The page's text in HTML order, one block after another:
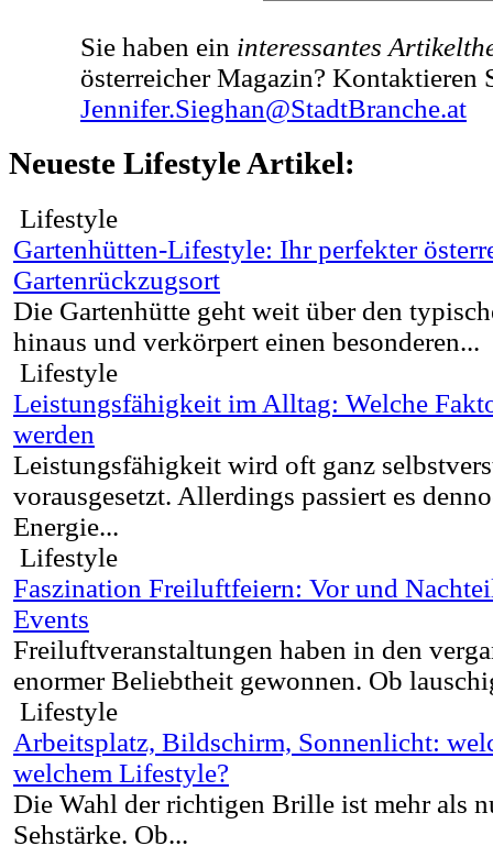
Sie haben ein interessantes
österreicher Magazin? Kontaktieren
Jennifer.Sieghan@StadtBranche.at
Neueste Lifestyle Artikel:
Lifestyle
Gartenhütten-Lifestyle: Ihr perfekter
Gartenrückzugsort
Die Gartenhütte geht weit über den
hinaus und verkörpert einen besonderen...
Lifestyle
Leistungsfähigkeit im Alltag: Welche
werden
Leistungsfähigkeit wird oft ganz
vorausgesetzt. Allerdings passiert es
Energie...
Lifestyle
Faszination Freiluftfeiern: Vor und
Events
Freiluftveranstaltungen haben in den
enormer Beliebtheit gewonnen. Ob
Lifestyle
Arbeitsplatz, Bildschirm, Sonnenlicht:
welchem Lifestyle?
Die Wahl der richtigen Brille ist mehr als
Sehstärke. Ob...